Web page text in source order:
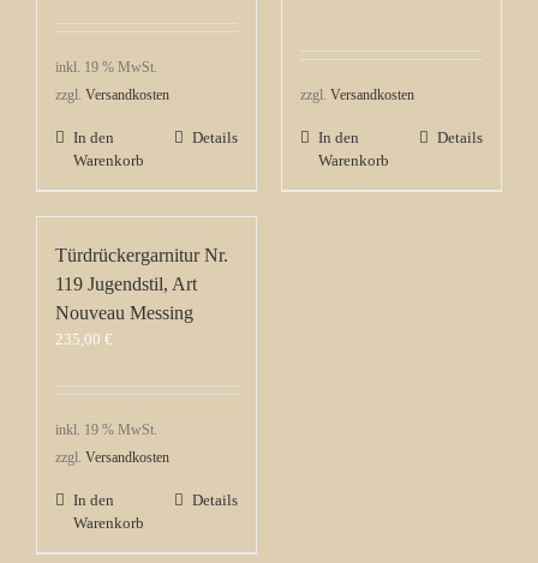
inkl. 19 % MwSt.
zzgl. Versandkosten
In den
Warenkorb
Details
zzgl. Versandkosten
In den
Warenkorb
Details
Türdrückergarnitur Nr.
119 Jugendstil, Art
Nouveau Messing
235,00 €
inkl. 19 % MwSt.
zzgl. Versandkosten
In den
Warenkorb
Details